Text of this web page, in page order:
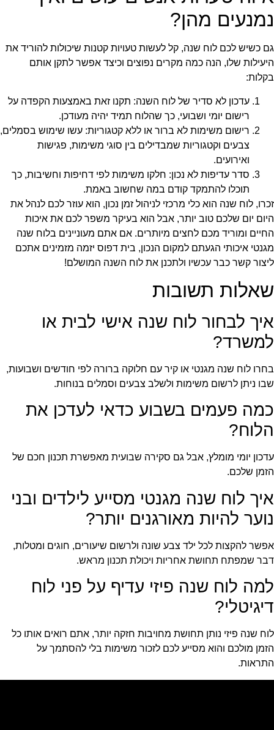
נמנעים מהן?
גם כשיש לכם לוח שנה, קל לעשות טעויות קטנות שיכולות להוריד את
היעילות שלו, הנה כמה מקרים נפוצים וכיצד אפשר לתקן אותם
בקלות:
עדכון לא סדיר של לוח השנה: תקנו זאת באמצעות הקפדה על
רישום יומי ושבועי, כך שהלוח תמיד יהיה מעודכן.
רישום משימות לא ברור או ללא קטגוריות: עשו שימוש בסמלים,
צבעים וקטגוריות שמבדילים בין סוגי משימות, פגישות
ואירועים.
סדר עדיפות לא נכון: חלקו משימות לפי דחיפות וחשיבות, כך
תוכלו להתמקד קודם במה שחשוב באמת.
זכרו, לוח שנה הוא כלי מרכזי לניהול זמן נכון, הוא עוזר לכם לנהל את
היום יום שלכם טוב יותר, אבל הוא בעיקר משפר לכם את איכות
החיים ומוריד מכם לחצים מיותרים. אם אתם מעוניינים בלוח שנה
מגנטי איכותי הגעתם למקום הנכון, בית דפוס יזמה מזמינים אתכם
ליצור קשר כבר עכשיו ולתכנן את לוח השנה המושלם!
שאלות תשובות
איך לבחור לוח שנה אישי לבית או
למשרד?
בחרו לוח שנה מגנטי או קיר עם חלוקה ברורה לפי חודשים ושבועות,
שבו ניתן לרשום משימות ולשלב צבעים וסמלים בנוחות.
כמה פעמים בשבוע כדאי לעדכן את
הלוח?
עדכון יומי מומלץ, אבל גם סקירה שבועית מאפשרת תכנון חכם של
הזמן שלכם.
איך לוח שנה מגנטי מסייע לילדים ובני
נוער להיות מאורגנים יותר?
אפשר להקצות לכל ילד צבע שונה ולרשום שיעורים, חוגים ומטלות,
דבר שמפתח תחושת אחריות ויכולת תכנון מראש.
למה לוח שנה פיזי עדיף על פני לוח
דיגיטלי?
לוח שנה פיזי נותן תחושת מחויבות חזקה יותר, אתם רואים אותו כל
הזמן מולכם והוא מסייע לכם לזכור משימות בלי להסתמך על
התראות.